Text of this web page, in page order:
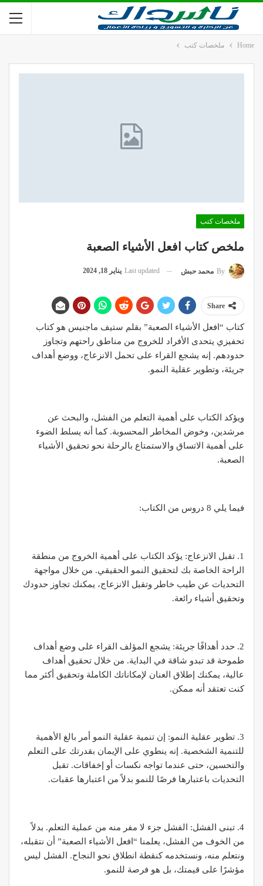
Home ملخصات كتب
ملخصات كتب
ملخص كتاب افعل الأشياء الصعبة
By محمد حبش Last updated يناير 18, 2024
Share
كتاب “افعل الأشياء الصعبة” بقلم ستيف ماجنيس هو كتاب
تحفيزي يتحدى الأفراد للخروج من مناطق راحتهم وتجاوز
حدودهم. إنه يشجع القراء على تحمل الانزعاج، ووضع أهداف
جريئة، وتطوير عقلية النمو.
ويؤكد الكتاب على أهمية التعلم من الفشل، والبحث عن
مرشدين، وخوض المخاطر المحسوبة. كما أنه يسلط الضوء
على أهمية الاتساق والاستمتاع بالرحلة نحو تحقيق الأشياء
الصعبة.
فيما يلي 8 دروس من الكتاب:
1. تقبل الانزعاج: يؤكد الكتاب على أهمية الخروج من منطقة
الراحة الخاصة بك لتحقيق النمو الحقيقي. من خلال مواجهة
التحديات عن طيب خاطر وتقبل الانزعاج، يمكنك تجاوز حدودك
وتحقيق أشياء رائعة.
2. حدد أهدافًا جريئة: يشجع المؤلف القراء على وضع أهداف
طموحة قد تبدو شاقة في البداية. من خلال تحقيق أهداف
عالية، يمكنك إطلاق العنان لإمكاناتك الكاملة وتحقيق أكثر مما
كنت تعتقد أنه ممكن.
3. تطوير عقلية النمو: إن تنمية عقلية النمو أمر بالغ الأهمية
للتنمية الشخصية. إنه ينطوي على الإيمان بقدرتك على التعلم
والتحسين، حتى عندما تواجه نكسات أو إخفاقات. تقبل
التحديات باعتبارها فرصًا للنمو بدلاً من اعتبارها عقبات.
4. تبنى الفشل: الفشل جزء لا مفر منه من عملية التعلم. بدلاً
من الخوف من الفشل، يعلمنا “افعل الأشياء الصعبة” أن نتقبله،
ونتعلم منه، ونستخدمه كنقطة انطلاق نحو النجاح. الفشل ليس
مؤشرًا على قيمتك، بل هو فرصة للنمو.